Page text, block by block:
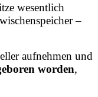
wesentlich
–
aufnehmen und
worden,